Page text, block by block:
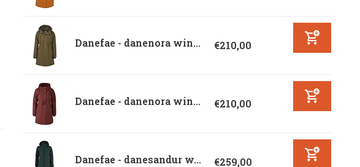
Danefae - danenora win... €210,00
Danefae - danenora win... €210,00
Danefae - danesandur w... €259,00